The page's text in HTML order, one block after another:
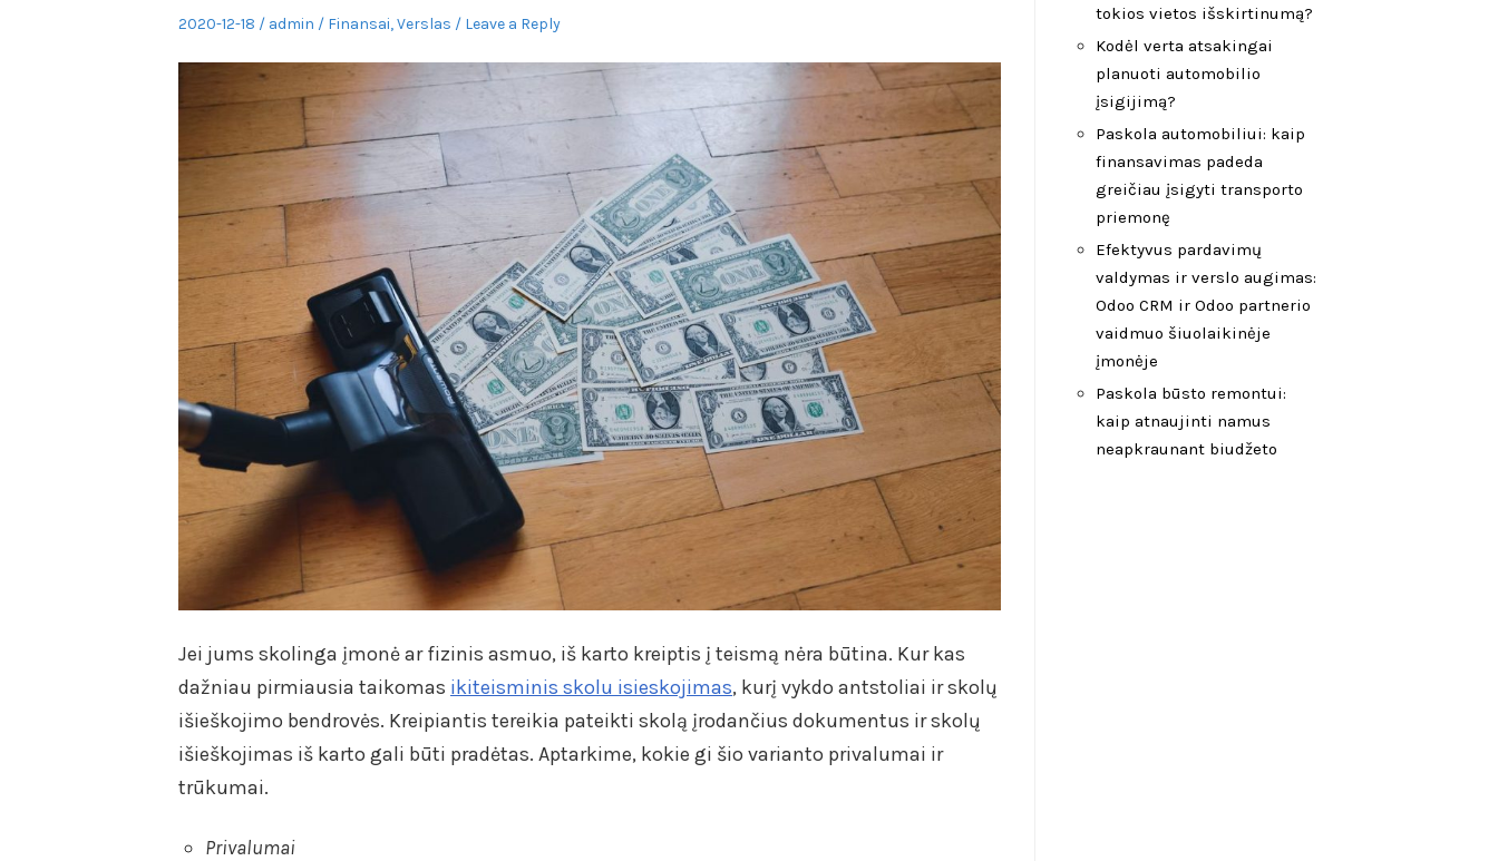
Posted
2020-12-18 Author
admin
Posted
Finansai,Verslas Leave a Reply
Jei jums skolinga įmonė ar fizinis asmuo, iš karto kreiptis į teismą nėra būtina. Kur kas
dažniau pirmiausia taikomas ikiteisminis skolu isieskojimas, kurį vykdo antstoliai ir skolų
išieškojimo bendrovės. Kreipiantis tereikia pateikti skolą įrodančius dokumentus ir skolų
išieškojimas iš karto gali būti pradėtas. Aptarkime, kokie gi šio varianto privalumai ir
trūkumai.
Privalumai
tokios vietos išskirtinumą?
Kodėl verta atsakingai
planuoti automobilio
įsigijimą?
Paskola automobiliui: kaip
finansavimas padeda
greičiau įsigyti transporto
priemonę
Efektyvus pardavimų
valdymas ir verslo augimas:
Odoo CRM ir Odoo partnerio
vaidmuo šiuolaikinėje
įmonėje
Paskola būsto remontui:
kaip atnaujinti namus
neapkraunant biudžeto